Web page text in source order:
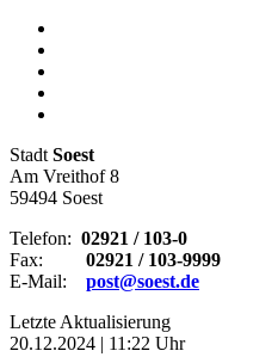
StadtSoest
Am Vreithof 8
59494 Soest
Telefon: 02921 / 103-0
Fax: 02921 / 103-9999
E-Mail: post@soest.de
Letzte Aktualisierung
20.12.2024 | 11:22 Uhr